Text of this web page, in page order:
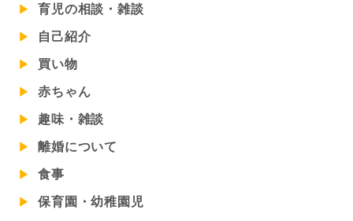
育児の相談・雑談
自己紹介
買い物
赤ちゃん
趣味・雑談
離婚について
食事
保育園・幼稚園児